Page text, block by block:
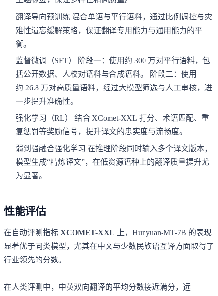
翻译导向预训练 混合单语与平行语料，通过比例调控与灾
难性遗忘缓解策略，保证翻译专用能力与通用能力的平
衡。
监督微调（SFT） 阶段一：使用约 300 万对平行语料，包
括公开数据、人校对语料与合成语料。 阶段二：使用
约 26.8 万对高质量语料，经过大模型筛选与人工审核，进
一步提升准确性。
强化学习（RL） 结合 XComet-XXL 打分、术语匹配、重
复惩罚等奖励信号，提升译文的忠实度与流畅度。
弱到强融合强化学习 在推理阶段同时输入多个译文版本，
模型生成“精炼译文”，在低资源语种上的翻译质量提升尤
为显著。
性能评估
在自动评测指标 XCOMET-XXL 上，Hunyuan-MT-7B 的表现
显著优于同类模型，尤其在中文与少数民族语互译方面取得了
行业领先的分数。
在人类评测中，中英双向翻译的平均分数接近满分，远